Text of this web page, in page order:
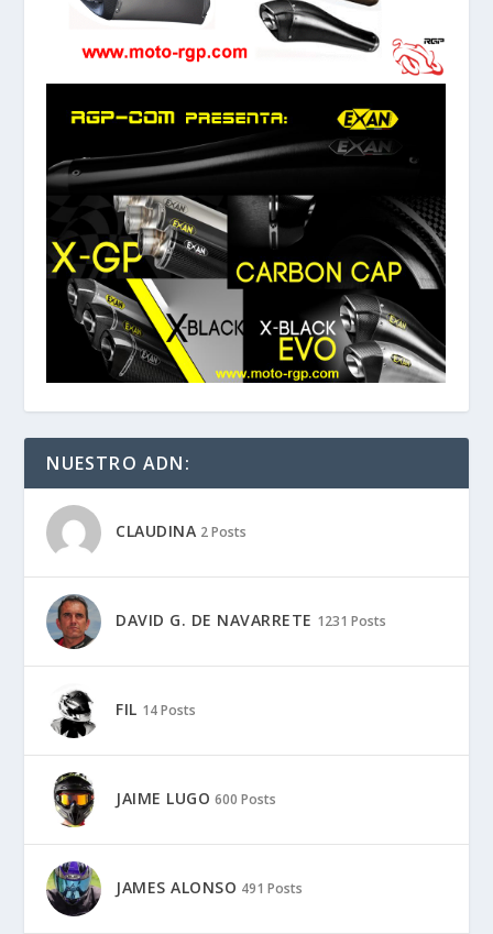
NUESTRO ADN:
CLAUDINA 2 Posts
DAVID G. DE NAVARRETE 1231 Posts
FIL 14 Posts
JAIME LUGO 600 Posts
JAMES ALONSO 491 Posts